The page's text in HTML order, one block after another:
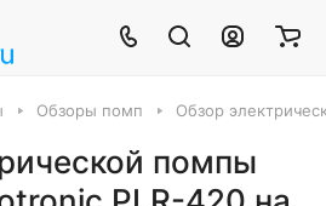
Обзоры помп Обзор
помпы